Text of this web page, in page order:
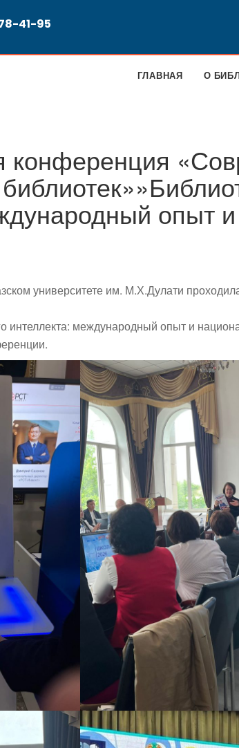
41-95
ГЛАВНАЯ О
опыт
университете им. М.Х.Дулати
интеллекта: международный опыт и